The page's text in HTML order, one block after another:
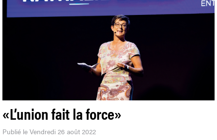
«L’union fait la force»
Publié le Vendredi 26 août 2022